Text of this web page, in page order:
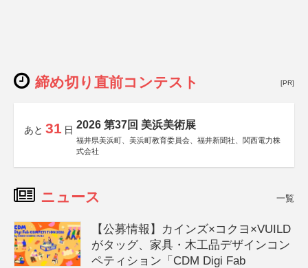
締め切り直前コンテスト [PR]
あと 31 日 2026 第37回 美浜美術展
福井県美浜町、美浜町教育委員会、福井新聞社、関西電力株
式会社
ニュース 一覧
【公募情報】カインズ×コクヨ×VUILD
がタッグ、家具・木工品デザインコン
ペティション「CDM Digi Fab